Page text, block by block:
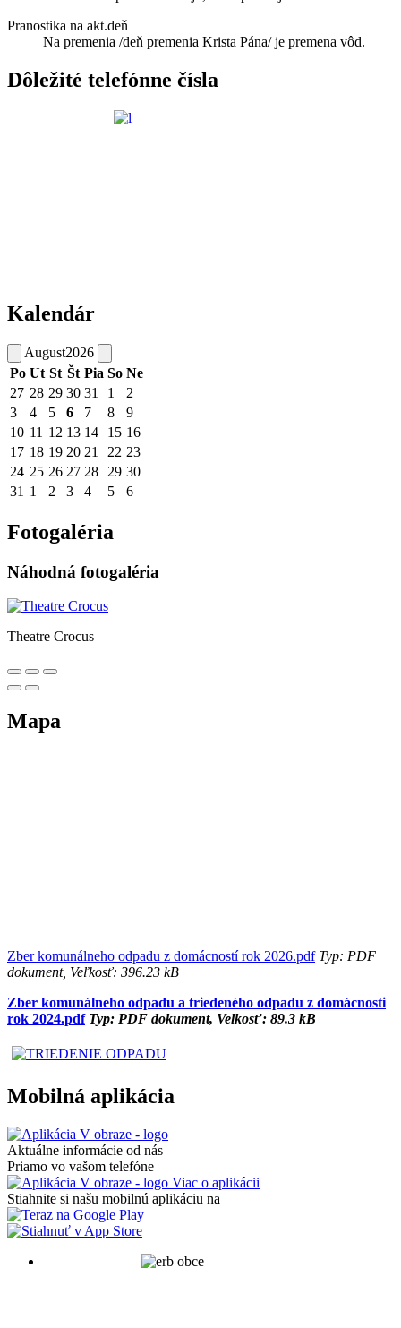
Pranostika na akt.deň
Na premenia /deň premenia Krista Pána/ je premena vôd.
Dôležité telefónne čísla
Kalendár
August2026
Po Ut St Št Pia So Ne
27 28 29 30 31 1
2
3
4 5 6 7 8
9
10 11 12 13 14 15 16
17 18 19 20 21 22 23
24 25 26 27 28 29 30
31 1 2 3 4 5 6
Fotogaléria
Náhodná fotogaléria
Theatre Crocus
Mapa
Zber komunálneho odpadu z domácností rok 2026.pdfTyp: PDF
dokument, Veľkosť: 396.23 kB
Zber komunálneho odpadu a triedeného odpadu z domácnosti
rok 2024.pdfTyp: PDF dokument, Velkosť: 89.3 kB
Mobilná aplikácia
Aktuálne informácie od nás
Priamo vo vašom telefóne
Viac o aplikácii
Stiahnite si našu mobilnú aplikáciu na